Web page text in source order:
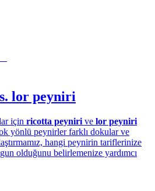
lor peyniri
için ricotta peyniri ve lor peyniri
yönlü peynirler farklı dokular ve
hangi peynirin tariflerinize
olduğunu belirlemenize yardımcı